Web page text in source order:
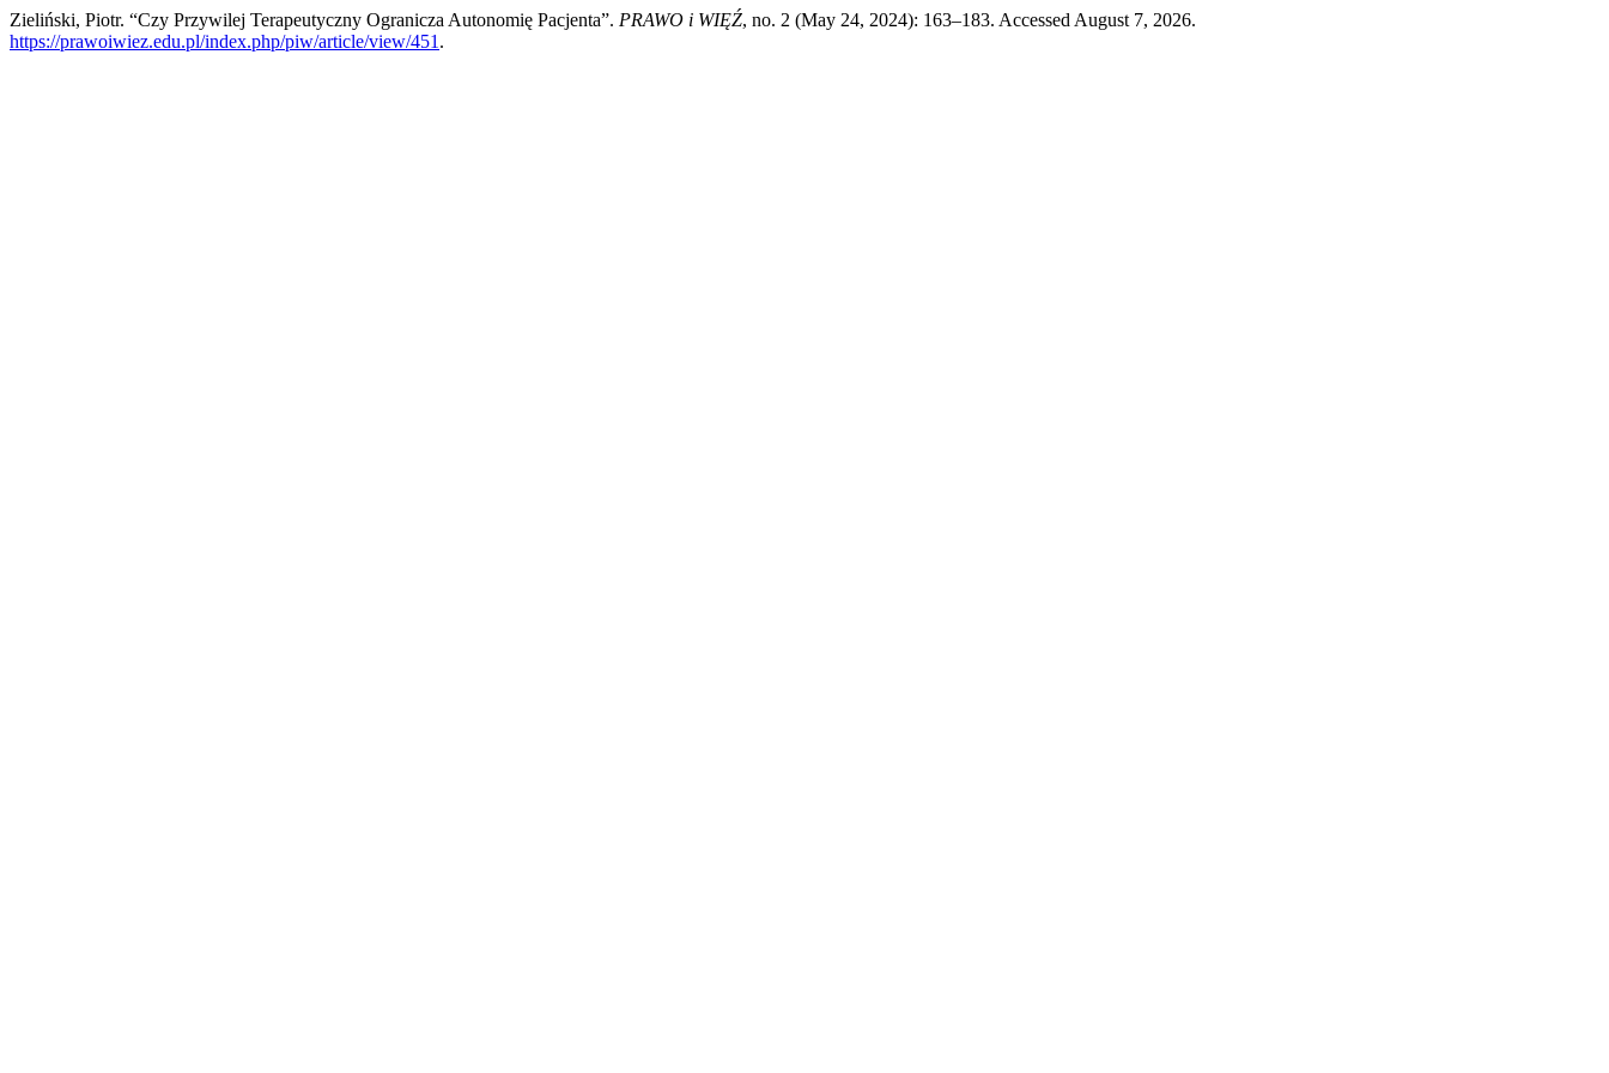
Zieliński, Piotr. “Czy Przywilej Terapeutyczny Ogranicza Autonomię Pacjenta”. PRAWO i WIĘŹ, no. 2 (May 24, 2024): 163–183. Accessed August 7, 2026.
https://prawoiwiez.edu.pl/index.php/piw/article/view/451 .